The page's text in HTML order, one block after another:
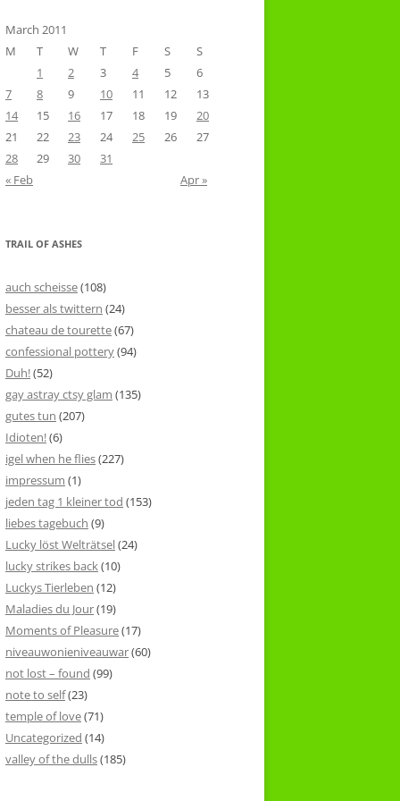
March 2011
M
T W T F S
S
1
2 3 4 5
6
7
8 9 10 11 12
13
14
15 16 17 18 19
20
21
22 23 24 25 26
27
28
29 30
31
« Feb
Apr »
TRAIL OF ASHES
auch scheisse(108)
besser als twittern (24)
chateau de tourette(67)
confessional pottery(94)
Duh!(52)
gay astray ctsy glam (135)
gutes tun (207)
Idioten!(6)
igel when he flies(227)
impressum (1)
jeden tag 1 kleiner tod (153)
liebes tagebuch (9)
Lucky löst Welträtsel(24)
lucky strikes back(10)
Luckys Tierleben (12)
Maladies du Jour(19)
Moments of Pleasure(17)
niveauwonieniveauwar(60)
not lost – found (99)
note to self(23)
temple of love(71)
Uncategorized (14)
valley of the dulls(185)